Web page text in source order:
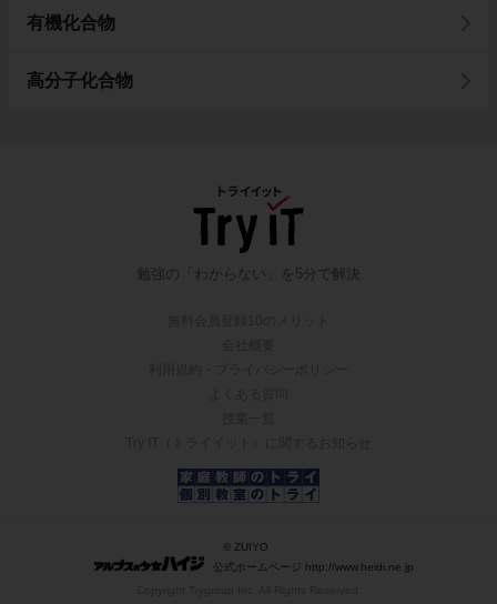
有機化合物
高分子化合物
勉強の「わからない」を5分で解決
© ZUIYO
公式ホームページ http://www.heidi.ne.jp